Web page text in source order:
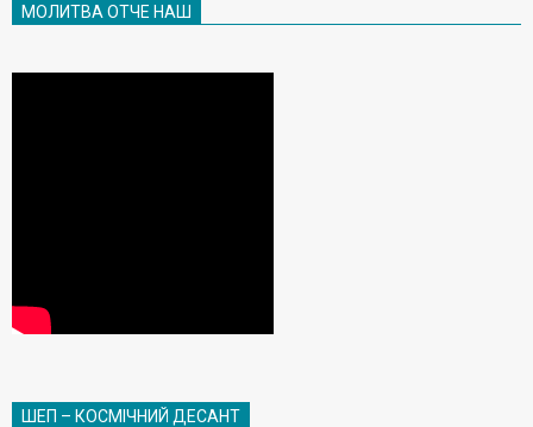
МОЛИТВА ОТЧЕ НАШ
ШЕП – КОСМІЧНИЙ ДЕСАНТ